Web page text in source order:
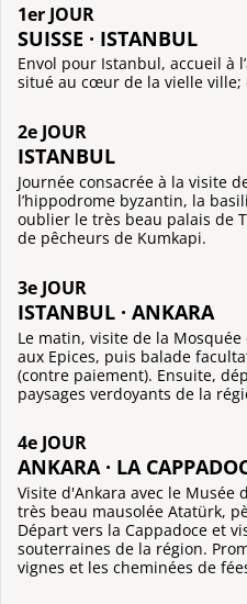
1er JOUR
SUISSE · ISTANBUL
Envol pour Istanbul, accueil à
situé au cœur de la vielle
2e JOUR
ISTANBUL
Journée consacrée à la visite
l’hippodrome byzantin, la
oublier le très beau palais de
de pêcheurs de Kumkapi.
3e JOUR
ISTANBUL · ANKARA
Le matin, visite de la
aux Epices, puis balade
(contre paiement). Ensuite,
paysages verdoyants de la
4e JOUR
ANKARA · LA
Visite d'Ankara avec le Musée
très beau mausolée Atatürk,
Départ vers la Cappadoce et
souterraines de la région.
vignes et les cheminées de